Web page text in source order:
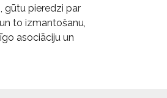
gūtu pieredzi par
to izmantošanu,
asociāciju un